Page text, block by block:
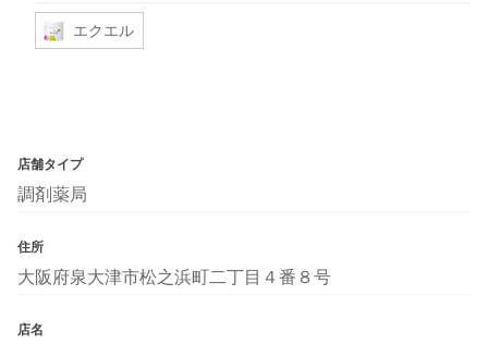
エクエル
店舗タイプ
調剤薬局
住所
大阪府泉大津市松之浜町二丁目４番８号
店名